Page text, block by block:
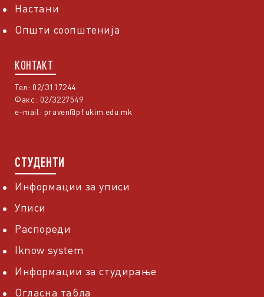
Настани
Општи соопштенија
КОНТАКТ
Тел: 02/3117244
Факс: 02/3227549
e-mail: praven@pf.ukim.edu.mk
СТУДЕНТИ
Информации за уписи
Уписи
Распореди
Iknow system
Информации за студирање
Огласна табла